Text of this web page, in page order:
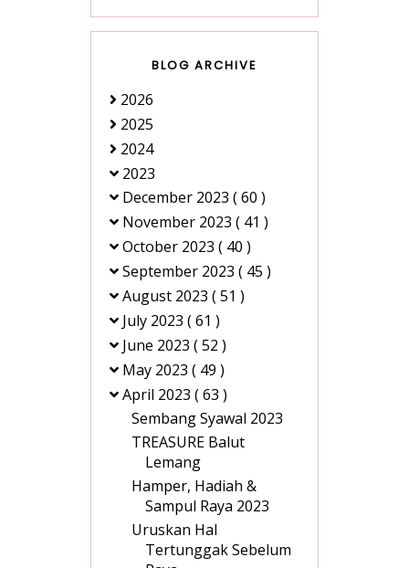
BLOG ARCHIVE
2026
2025
2024
2023
December 2023 ( 60 )
November 2023 ( 41 )
October 2023 ( 40 )
September 2023 ( 45 )
August 2023 ( 51 )
July 2023 ( 61 )
June 2023 ( 52 )
May 2023 ( 49 )
April 2023 ( 63 )
Sembang Syawal 2023
TREASURE Balut
Lemang
Hamper, Hadiah &
Sampul Raya 2023
Uruskan Hal
Tertunggak Sebelum